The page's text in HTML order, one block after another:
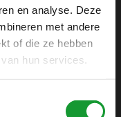
en analyse. Deze
met andere
of die ze hebben
hun services.
80
80